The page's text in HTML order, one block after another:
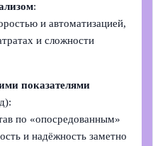
:
и автоматизацией,
и сложности
показателями
по «опосредованным»
и надёжность заметно